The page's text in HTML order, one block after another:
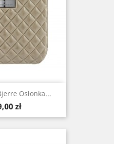
Osłonka...
zł